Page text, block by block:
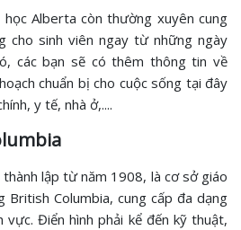
học Alberta còn thường xuyên cung
cho sinh viên ngay từ những ngày
các bạn sẽ có thêm thông tin về
chuẩn bị cho cuộc sống tại đây
y tế, nhà ở,....
lập từ năm 1908, là cơ sở giáo
British Columbia, cung cấp đa dạng
vực. Điển hình phải kể đến kỹ thuật,